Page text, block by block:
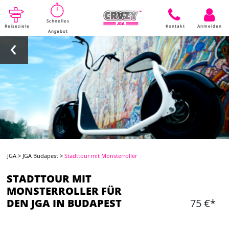
Reiseziele
Schnelles
Angebot
Kontakt Anmelden
JGA > JGA Budapest >Stadttour mit Monsterroller
STADTTOUR MIT
MONSTERROLLER FÜR
DEN JGA IN BUDAPEST
75 €*